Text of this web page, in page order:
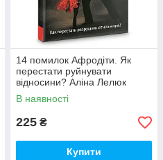
14 помилок Афродіти. Як
перестати руйнувати
відносини? Аліна Лелюк
В наявності
225 ₴
Купити